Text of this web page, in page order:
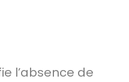
l’absence de